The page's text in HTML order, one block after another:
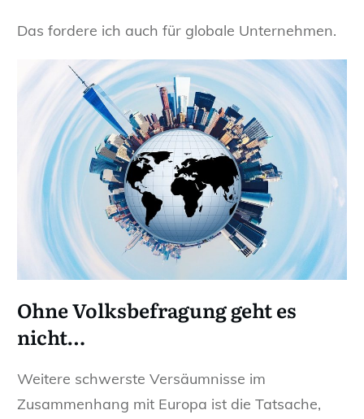
Das fordere ich auch für globale Unternehmen.
Ohne Volksbefragung geht es
nicht…
Weitere schwerste Versäumnisse im
Zusammenhang mit Europa ist die Tatsache,